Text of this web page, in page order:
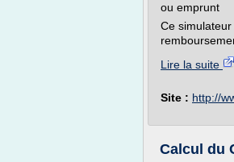
ou emprunt
Ce
Lire la suite
Site : http://
Calcul du